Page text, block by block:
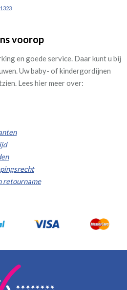
voorop
en goede service. Daar kunt u bij
Uw baby- of kindergordijnen
Lees hier meer over:
retourname